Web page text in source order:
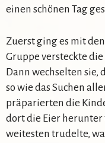
einen schönen Tag
Zuerst ging es mit
Gruppe versteckte die
Dann wechselten sie,
so wie das Suchen
präparierten die
dort die Eier herunter
weitesten trudelte,